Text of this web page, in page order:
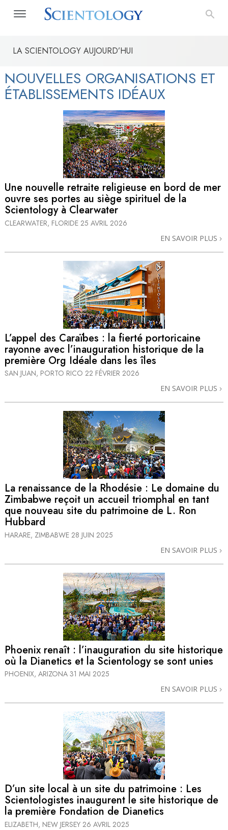
LA SCIENTOLOGY AUJOURD’HUI
NOUVELLES ORGANISATIONS ET
ÉTABLISSEMENTS IDÉAUX
Une nouvelle retraite religieuse en bord de mer
ouvre ses portes au siège spirituel de la
Scientology à Clearwater
CLEARWATER, FLORIDE 25 AVRIL 2026
EN SAVOIR PLUS
L’appel des Caraïbes : la fierté portoricaine
rayonne avec l’inauguration historique de la
première Org Idéale dans les îles
SAN JUAN, PORTO RICO 22 FÉVRIER 2026
EN SAVOIR PLUS
La renaissance de la Rhodésie : Le domaine du
Zimbabwe reçoit un accueil triomphal en tant
que nouveau site du patrimoine de L. Ron
Hubbard
HARARE, ZIMBABWE 28 JUIN 2025
EN SAVOIR PLUS
Phoenix renaît : l’inauguration du site historique
où la Dianetics et la Scientology se sont unies
PHOENIX, ARIZONA 31 MAI 2025
EN SAVOIR PLUS
D’un site local à un site du patrimoine : Les
Scientologistes inaugurent le site historique de
la première Fondation de Dianetics
ELIZABETH, NEW JERSEY 26 AVRIL 2025